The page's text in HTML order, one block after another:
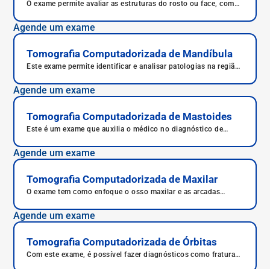
O exame permite avaliar as estruturas do rosto ou face, como
como sinusite e desvio de septo nasal.
Agende um exame
Tomografia Computadorizada de Mandíbula
Este exame permite identificar e analisar patologias na região
Agende um exame
Tomografia Computadorizada de Mastoides
Este é um exame que auxilia o médico no diagnóstico de
pequenas com precisão qualidade e em menor tempo.
Agende um exame
Tomografia Computadorizada de Maxilar
O exame tem como enfoque o osso maxilar e as arcadas
por dentistas para auxiliar na avaliação e tratamento dos
pacientes.
Agende um exame
Tomografia Computadorizada de Órbitas
Com este exame, é possível fazer diagnósticos como fratura